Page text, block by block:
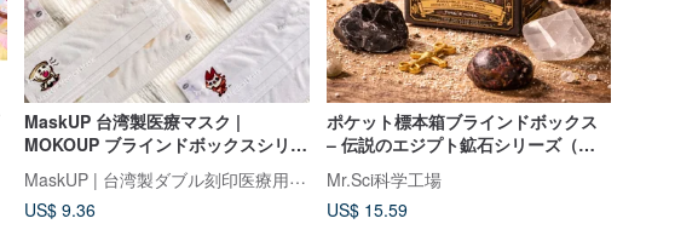
MaskUP 台湾製医療マスク |
MOKOUP ブラインドボックスシリー
ズ | 20 枚入り | 個別包装
MaskUP | 台湾製ダブル刻印医療用マスク
US$ 9.36
ポケット標本箱ブラインドボックス
– 伝説のエジプト鉱石シリーズ（全 6
種ランダム）
Mr.Sci科学工場
US$ 15.59